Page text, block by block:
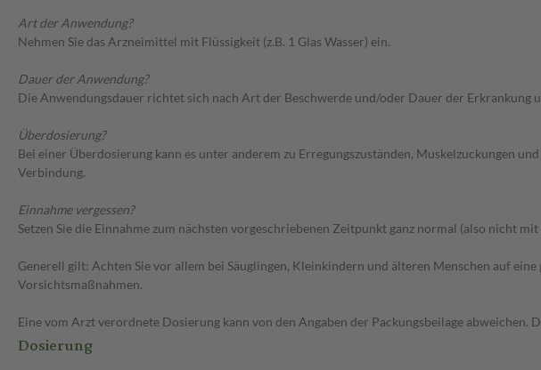
Art der Anwendung?
Nehmen Sie das Arzneimittel mit Flüssigkeit (z.B. 1 Glas Wasser) ein.
Dauer der Anwendung?
Die Anwendungsdauer richtet sich nach Art der Beschwerde und/oder Dauer der Erkrankung
Überdosierung?
Bei einer Überdosierung kann es unter anderem zu Erregungszuständen, Muskelzuckungen
Verbindung.
Einnahme vergessen?
Setzen Sie die Einnahme zum nächsten vorgeschriebenen Zeitpunkt ganz normal (also nicht
Generell gilt: Achten Sie vor allem bei Säuglingen, Kleinkindern und älteren Menschen auf
Vorsichtsmaßnahmen.
Eine vom Arzt verordnete Dosierung kann von den Angaben der Packungsbeilage
Dosierung